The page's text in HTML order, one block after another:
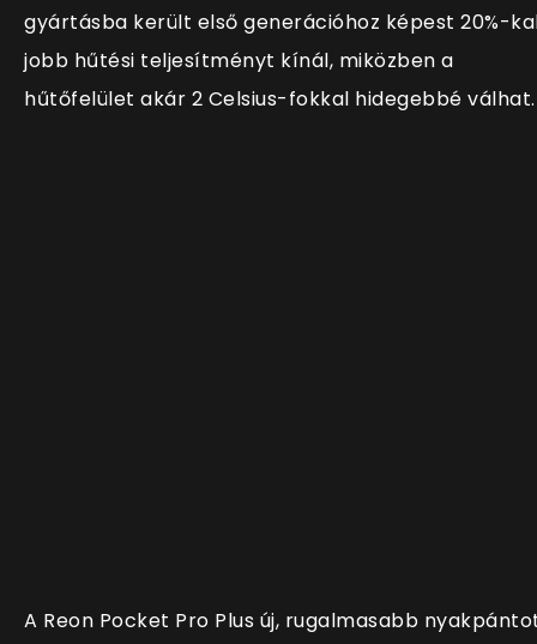
gyártásba került első generációhoz képest 20%-
jobb hűtési teljesítményt kínál, miközben a
hűtőfelület akár 2 Celsius-fokkal hidegebbé válhat.
A Reon Pocket Pro Plus új, rugalmasabb